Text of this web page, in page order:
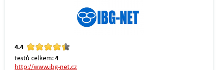
4.4
testů celkem:4
http://www.ibg-net.cz